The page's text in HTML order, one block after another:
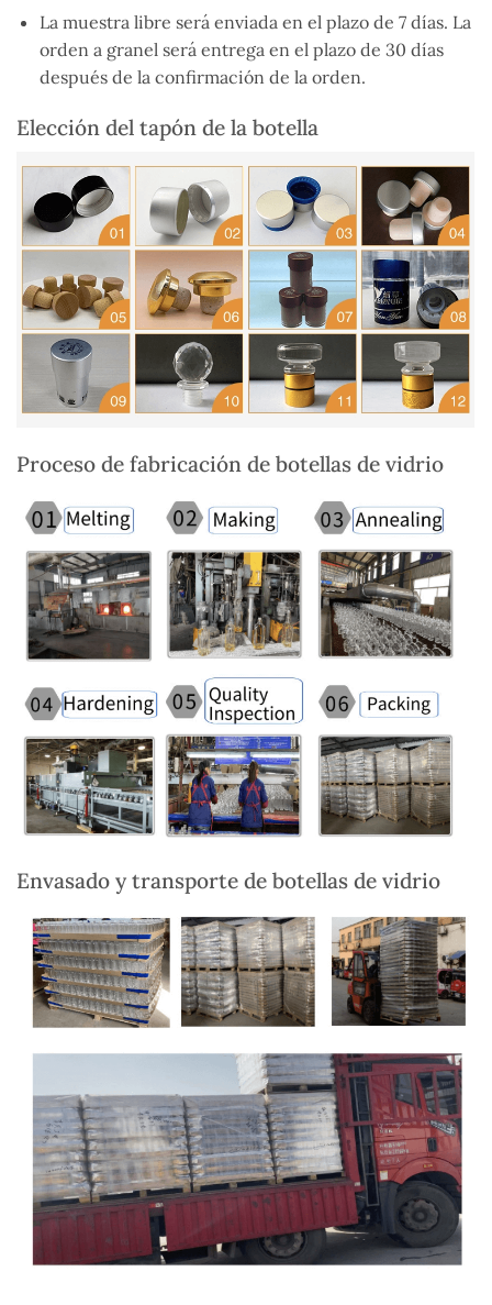
La muestra libre será enviada en el plazo de 7 días. La
orden a granel será entrega en el plazo de 30 días
después de la confirmación de la orden.
Elección del tapón de la botella
Proceso de fabricación de botellas de vidrio
Envasado y transporte de botellas de vidrio